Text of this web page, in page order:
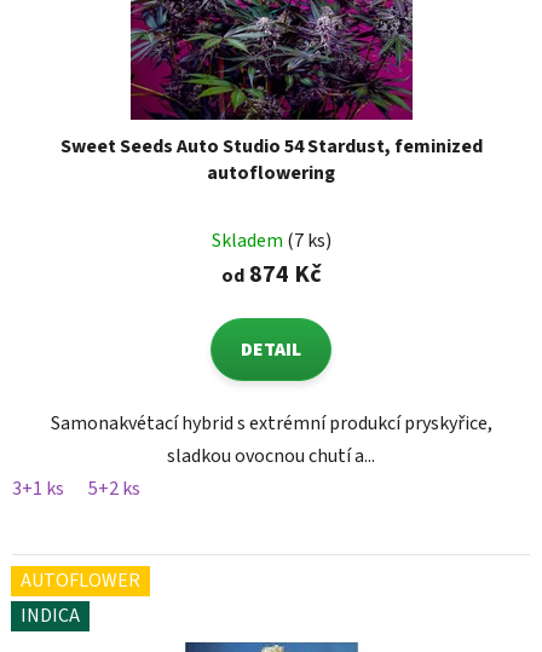
Sweet Seeds Auto Studio 54 Stardust, feminized
autoflowering
Skladem (7 ks)
od874 Kč
DETAIL
Samonakvétací hybrid s extrémní produkcí pryskyřice,
sladkou ovocnou chutí a...
3+1 ks
5+2 ks
AUTOFLOWER
INDICA